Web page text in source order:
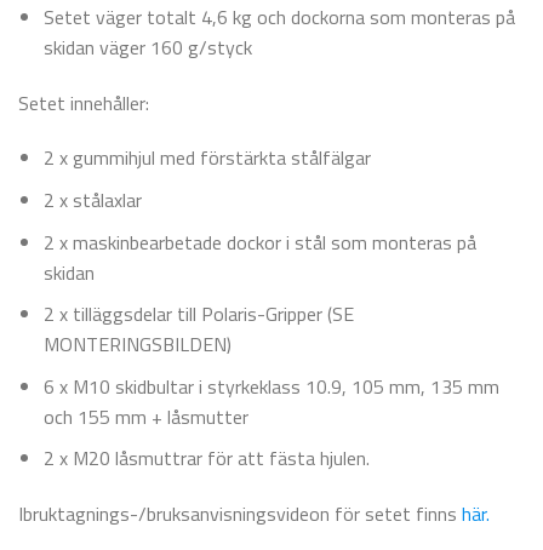
Setet väger totalt 4,6 kg och dockorna som monteras på
skidan väger 160 g/styck
Setet innehåller:
2 x gummihjul med förstärkta stålfälgar
2 x stålaxlar
2 x maskinbearbetade dockor i stål som monteras på
skidan
2 x tilläggsdelar till Polaris-Gripper (SE
MONTERINGSBILDEN)
6 x M10 skidbultar i styrkeklass 10.9, 105 mm, 135 mm
och 155 mm + låsmutter
2 x M20 låsmuttrar för att fästa hjulen.
Ibruktagnings-/bruksanvisningsvideon för setet finns här.